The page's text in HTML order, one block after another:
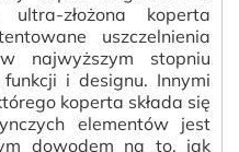
ultra-złożona koperta
uszczelnienia
najwyższym stopniu
funkcji i designu. Innymi
koperta składa się
elementów jest
dowodem na to, jak